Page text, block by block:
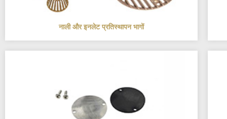
नाली और इनलेट प्रतिस्थापन भागों